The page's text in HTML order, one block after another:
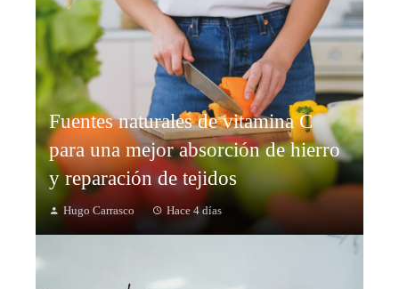
Fuentes naturales de vitamina C
para una mejor absorción de hierro
y reparación de tejidos
Hugo Carrasco Hace 4 días